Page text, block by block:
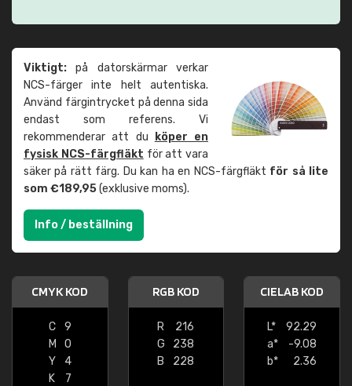
Viktigt: på datorskärmar verkar
NCS-färger inte helt autentiska.
Använd färgintrycket på denna sida
endast som referens. Vi
rekommenderar att du
köper en
fysisk NCS-färgfläkt för att vara
säker på rätt färg. Du kan ha en NCS-färgfläkt för så lite
som €189,95(exklusive moms).
Info / beställning
CMYK KOD
C
9
M
0
Y
4
K
7
RGB KOD
R
216
G
238
B
228
CIELAB KOD
L*
92.29
a*
-9.08
b*
2.36